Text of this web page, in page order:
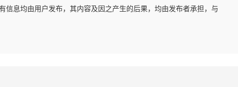
信息均由用户发布，其内容及因之产生的后果，均由发布者承担，与